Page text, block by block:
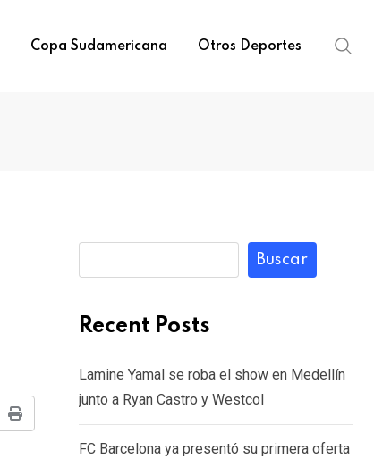
Copa Sudamericana Otros Deportes
Print
Buscar
Recent Posts
Lamine Yamal se roba el show en Medellín
junto a Ryan Castro y Westcol
FC Barcelona ya presentó su primera oferta